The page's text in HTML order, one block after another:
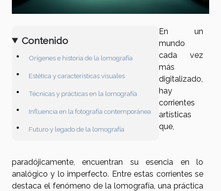
Contenido
Orígenes e historia de la lomografía
Estética y características visuales
Técnicas y prácticas en la lomografía
Influencia en la fotografía contemporánea
Futuro y legado de la lomografía
En un
mundo
cada vez
más
digitalizado,
hay
corrientes
artísticas
que,
paradójicamente, encuentran su esencia en lo
analógico y lo imperfecto. Entre estas corrientes se
destaca el fenómeno de la lomografía, una práctica